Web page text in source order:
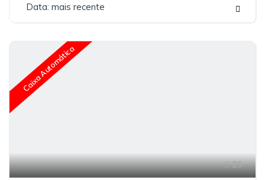
Data: mais recente
Caixa Automática
25